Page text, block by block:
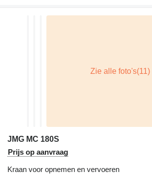
JMG MC 180S
Prijs op aanvraag
Kraan voor opnemen en vervoeren